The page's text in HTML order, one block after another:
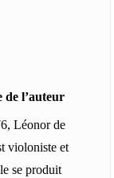
de l’auteur
Léonor de
violoniste et
se produit